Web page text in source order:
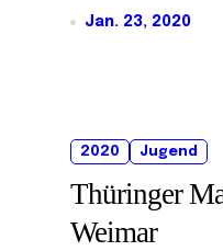
Jan. 23, 2020
2020 Jugend
Thüringer
Weimar